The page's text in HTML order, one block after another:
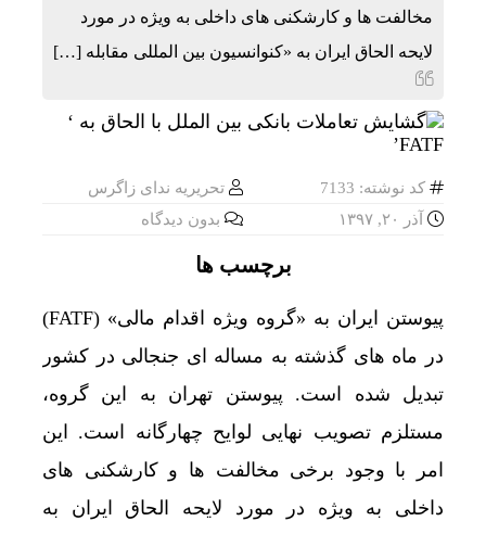
مخالفت ها و کارشکنی های داخلی به ویژه در مورد
لایحه الحاق ایران به «کنوانسیون بین المللی مقابله […]
کد نوشته: 7133
تحریریه ندای زاگرس
آذر ۲۰, ۱۳۹۷
بدون دیدگاه
برچسب ها
پیوستن ایران به «گروه ویژه اقدام مالی» (FATF)
در ماه های گذشته به مساله ای جنجالی در کشور
تبدیل شده است. پیوستن تهران به این گروه،
مستلزم تصویب نهایی لوایح چهارگانه است. این
امر با وجود برخی مخالفت ها و کارشکنی های
داخلی به ویژه در مورد لایحه الحاق ایران به